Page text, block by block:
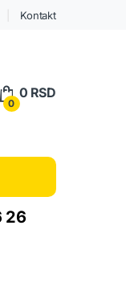
Kontakt
0
0 RSD
26